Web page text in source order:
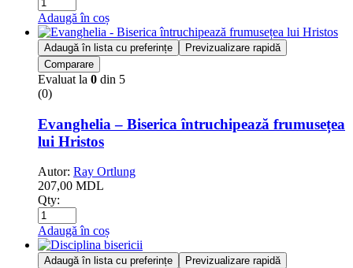
Adaugă în coș
Adaugă în lista cu preferințe
Previzualizare rapidă
Comparare
Evaluat la 0 din 5
(0)
Evanghelia – Biserica întruchipează frumusețea
lui Hristos
Autor: Ray Ortlung
207,00 MDL
Qty:
Adaugă în coș
Adaugă în lista cu preferințe
Previzualizare rapidă